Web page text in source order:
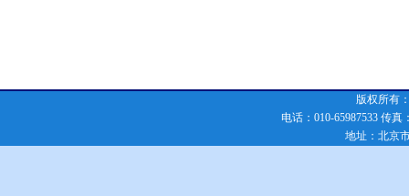
版权所有
电话：010-65987533 传真
地址：北京